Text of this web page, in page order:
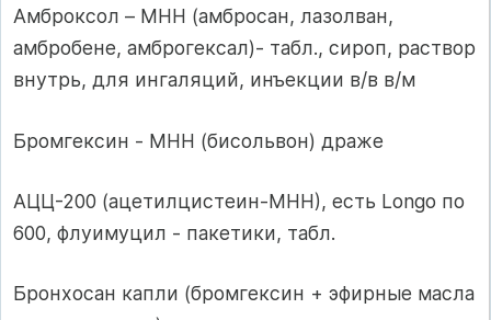
Амброксол – МНН (амбросан, лазолван,
амбробене, амброгексал)- табл., сироп, раствор
внутрь, для ингаляций, инъекции в/в в/м
Бромгексин - МНН (бисольвон) драже
АЦЦ-200 (ацетилцистеин-МНН), есть Longo по
600, флуимуцил - пакетики, табл.
Бронхосан капли (бромгексин + эфирные масла